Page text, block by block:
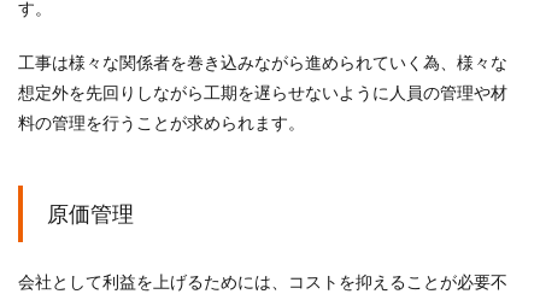
す。
工事は様々な関係者を巻き込みながら進められていく為、様々な
想定外を先回りしながら工期を遅らせないように人員の管理や材
料の管理を行うことが求められます。
原価管理
会社として利益を上げるためには、コストを抑えることが必要不